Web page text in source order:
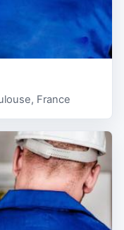
France